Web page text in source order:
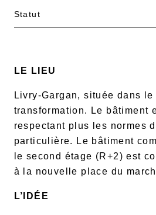
Statut
LE LIEU
Livry-Gargan, située dans
transformation. Le bâtiment
respectant plus les normes
particulière. Le bâtiment
le second étage (R+2) est
à la nouvelle place du
L’IDÉE